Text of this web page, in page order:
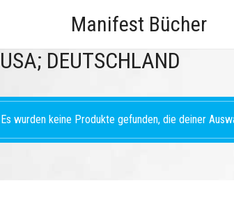
Manifest Bücher
USA; DEUTSCHLAND
Es wurden keine Produkte gefunden, die deiner